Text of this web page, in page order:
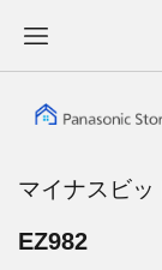
マイナスビ
EZ982